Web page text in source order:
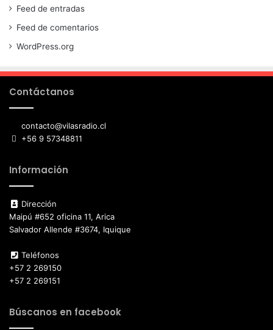
Feed de entradas
Feed de comentarios
WordPress.org
Contáctanos
contacto@vilasradio.cl
+56 9 57348811
Información
Dirección
Maipú #652 oficina 11, Arica
Salvador Allende #3674, Iquique
Teléfonos
+57 2 269150
+57 2 269151
Búscanos en facebook